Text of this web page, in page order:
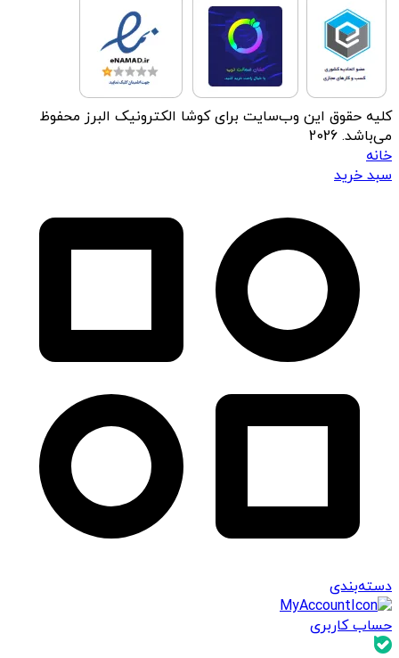
کلیه حقوق این وب‌سایت برای کوشا الکترونیک البرز محفوظ
می‌باشد. 2026
خانه
سبد خرید
دسته‌بندی
حساب کاربری